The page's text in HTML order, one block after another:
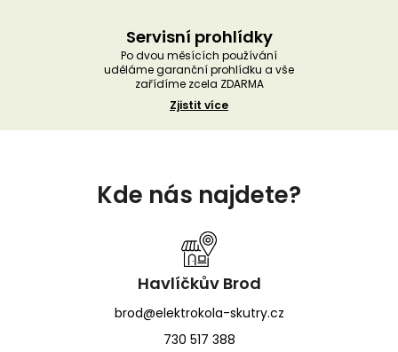
Servisní prohlídky
Po dvou měsících používání
uděláme garanční prohlídku a vše
zařídíme zcela ZDARMA
Zjistit více
Kde nás najdete?
Havlíčkův Brod
brod@elektrokola-skutry.cz
730 517 388